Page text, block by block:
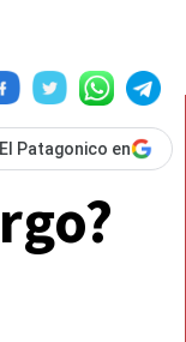
Patagonico en